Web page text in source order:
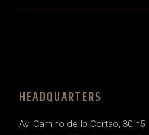
HEADQUARTERS
Av. Camino de lo Cortao, 30 n5